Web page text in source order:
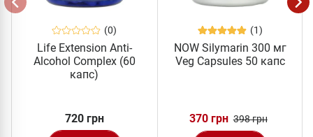
(0)
Life Extension Anti-
Alcohol Complex (60
капс)
720 грн
(1)
NOW Silymarin 300 мг
Veg Capsules 50 капс
370 грн 398 грн